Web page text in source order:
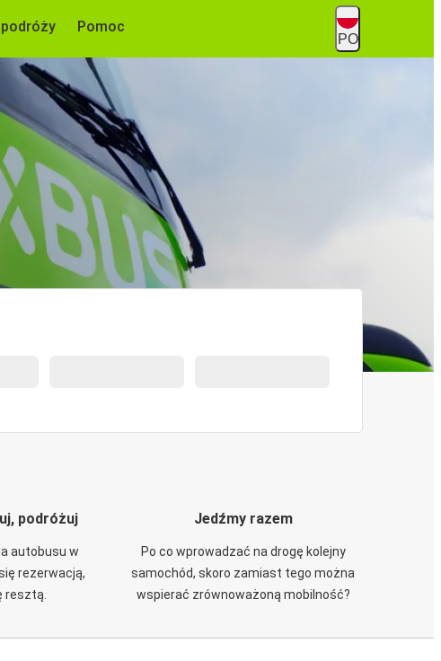
podróży Pomoc
PO
podróżuj
autobusu w
rezerwacją,
resztą.
Jedźmy razem
Po co wprowadzać na drogę kolejny
samochód, skoro zamiast tego można
wspierać zrównoważoną mobilność?